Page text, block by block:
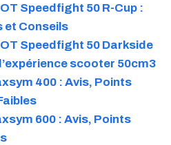
Speedfight 50 R-Cup :
et Conseils
Speedfight 50 Darkside
scooter 50cm3
400 : Avis, Points
600 : Avis, Points